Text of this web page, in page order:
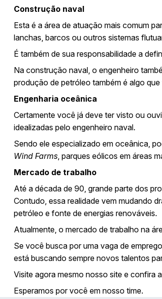
Construção naval
Esta é a área de atuação mais comum
lanchas, barcos ou outros sistemas
É também de sua responsabilidade a
Na construção naval, o engenheiro
produção de petróleo também é algo
Engenharia oceânica
Certamente você já deve ter visto ou
idealizadas pelo engenheiro naval.
Sendo ele especializado em oceânica,
Wind Farms , parques eólicos em áreas
Mercado de trabalho
Até a década de 90, grande parte dos
Contudo, essa realidade vem mudando
petróleo e fonte de energias renováveis.
Atualmente, o mercado de trabalho na
Se você busca por uma vaga de
está buscando sempre novos talentos
Visite agora mesmo nosso site e confira
Esperamos por você em nosso time.